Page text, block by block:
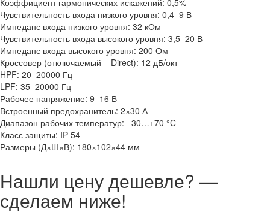
Чувствительность входа низкого уровня: 0,4–9 В
Импеданс входа низкого уровня: 32 кОм
Чувствительность входа высокого уровня: 3,5–20 В
Импеданс входа высокого уровня: 200 Ом
Кроссовер (отключаемый – Direct): 12 дБ/окт
HPF: 20–20000 Гц
LPF: 35–20000 Гц
Рабочее напряжение: 9–16 В
Встроенный предохранитель: 2×30 А
Диапазон рабочих температур: –30…+70 °C
Класс защиты: IP-54
Размеры (Д×Ш×В): 180×102×44 мм
Нашли цену дешевле? —
сделаем ниже!